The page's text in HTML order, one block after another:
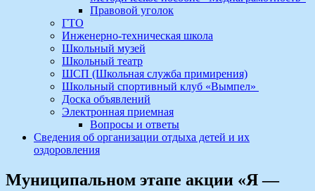
Правовой уголок
ГТО
Инженерно-техническая школа
Школьный музей
Школьный театр
ШСП (Школьная служба примирения)
Школьный спортивный клуб «Вымпел»
Доска объявлений
Электронная приемная
Вопросы и ответы
Сведения об организации отдыха детей и их
оздоровления
Муниципальном этапе акции «Я —